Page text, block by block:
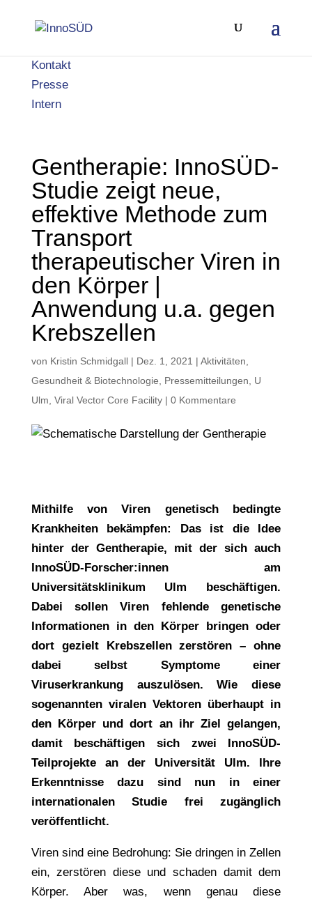
Kontakt
Presse
Intern
Gentherapie: InnoSÜD-
Studie zeigt neue,
effektive Methode zum
Transport
therapeutischer Viren in
den Körper |
Anwendung u.a. gegen
Krebszellen
von Kristin Schmidgall| Dez. 1, 2021 | Aktivitäten
Gesundheit & Biotechnologie
Pressemitteilungen
U
Ulm Viral Vector Core Facility| 0 Kommentare
Mithilfe von Viren genetisch bedingte
Krankheiten bekämpfen: Das ist die Idee
hinter der Gentherapie, mit der sich auch
InnoSÜD-Forscher:innen am
Universitätsklinikum Ulm beschäftigen.
Dabei sollen Viren fehlende genetische
Informationen in den Körper bringen oder
dort gezielt Krebszellen zerstören – ohne
dabei selbst Symptome einer
Viruserkrankung auszulösen. Wie diese
sogenannten viralen Vektoren überhaupt in
den Körper und dort an ihr Ziel gelangen,
damit beschäftigen sich zwei InnoSÜD-
Teilprojekte an der Universität Ulm. Ihre
Erkenntnisse dazu sind nun in einer
internationalen Studie frei zugänglich
veröffentlicht.
Viren sind eine Bedrohung: Sie dringen in Zellen
ein, zerstören diese und schaden damit dem
Körper. Aber was, wenn genau diese